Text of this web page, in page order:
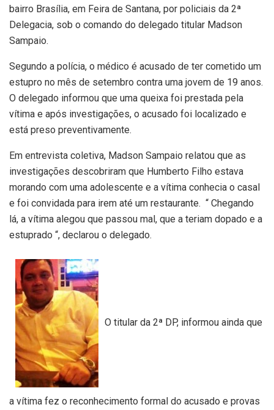
bairro Brasília, em Feira de Santana, por policiais da 2ª
Delegacia, sob o comando do delegado titular Madson
Sampaio.
Segundo a polícia, o médico é acusado de ter cometido um
estupro no mês de setembro contra uma jovem de 19 anos.
O delegado informou que uma queixa foi prestada pela
vítima e após investigações, o acusado foi localizado e
está preso preventivamente.
Em entrevista coletiva, Madson Sampaio relatou que as
investigações descobriram que Humberto Filho estava
morando com uma adolescente e a vítima conhecia o casal
e foi convidada para irem até um restaurante. “ Chegando
lá, a vítima alegou que passou mal, que a teriam dopado e a
estuprado “, declarou o delegado.
O titular da 2ª DP, informou ainda que
a vítima fez o reconhecimento formal do acusado e provas